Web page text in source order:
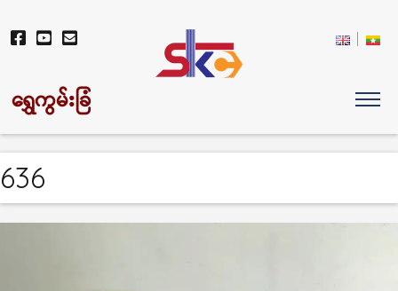
ရွှေကွမ်းခြံ
636